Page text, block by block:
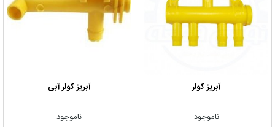
آبریز کولر
ناموجود
آبریز کولر آبی
ناموجود